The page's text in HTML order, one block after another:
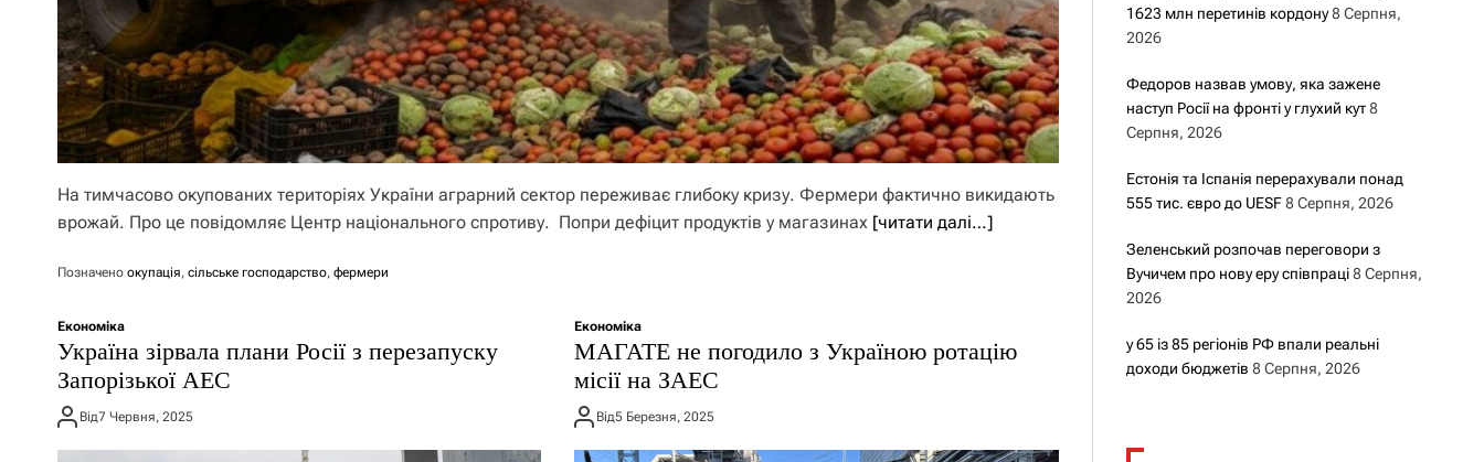
На тимчасово окупованих територіях України аграрний сектор переживає глибоку кризу. Фермери фактично викидають
врожай. Про це повідомляє Центр національного спротиву. Попри дефіцит продуктів у магазинах [читати далі…]
Позначено окупація, сільське господарство, фермери
Економіка
Україна зірвала плани Росії з перезапуску
Запорізької АЕС
Від7 Червня, 2025
Економіка
МАГАТЕ не погодило з Україною ротацію
місії на ЗАЕС
Від5 Березня, 2025
1623 млн перетинів кордону 8 Серпня,
2026
Федоров назвав умову, яка зажене
наступ Росії на фронті у глухий кут 8
Серпня, 2026
Естонія та Іспанія перерахували понад
555 тис. євро до UESF 8 Серпня, 2026
Зеленський розпочав переговори з
Вучичем про нову еру співпраці 8 Серпня,
2026
у 65 із 85 регіонів РФ впали реальні
доходи бюджетів 8 Серпня, 2026